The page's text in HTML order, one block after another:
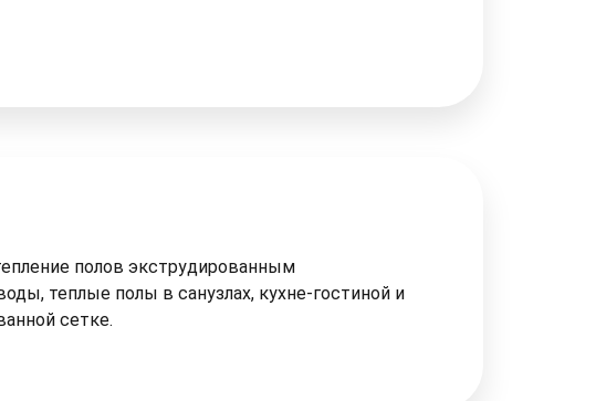
полов экструдированным
теплые полы в санузлах, кухне-гостиной и
сетке.